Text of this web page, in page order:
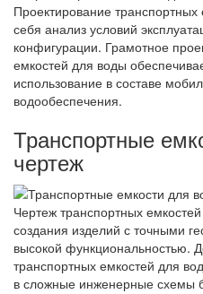
Проектирование
себя анализ условий
конфигурации. Грамотное
емкостей для воды
использование в составе
водообеспечения.
Транспортные
чертеж
Чертеж транспортных
создания изделий с точными
высокой функциональностью.
транспортных емкостей для
в сложные инженерные схемы